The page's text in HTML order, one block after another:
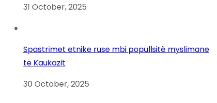
31 October, 2025
Spastrimet etnike ruse mbi popullsitë myslimane
të Kaukazit
30 October, 2025